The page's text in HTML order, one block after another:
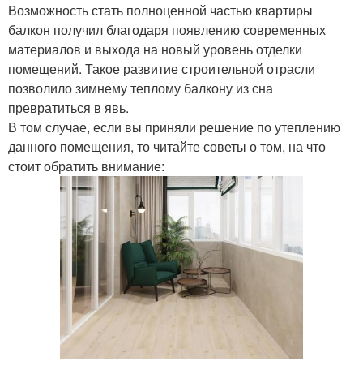
Возможность стать полноценной частью квартиры
балкон получил благодаря появлению современных
материалов и выхода на новый уровень отделки
помещений. Такое развитие строительной отрасли
позволило зимнему теплому балкону из сна
превратиться в явь.
В том случае, если вы приняли решение по утеплению
данного помещения, то читайте советы о том, на что
стоит обратить внимание: